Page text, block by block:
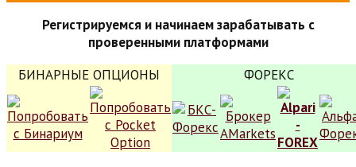
Регистрируемся и начинаем зарабатывать с
проверенными платформами
БИНАРНЫЕ ОПЦИОНЫ
ФОРЕКС